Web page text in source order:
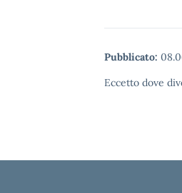
Pubblicato:
Eccetto dove